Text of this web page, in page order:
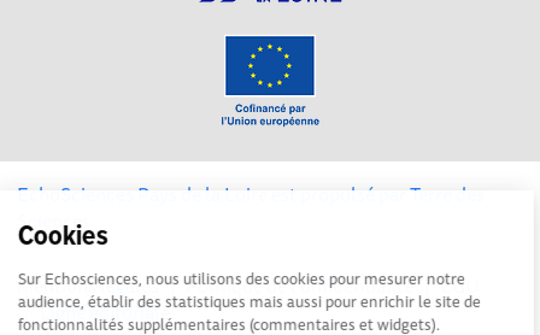
Cookies
Sur Echosciences, nous utilisons des cookies pour mesurer notre
audience, établir des statistiques mais aussi pour enrichir le site de
fonctionnalités supplémentaires (commentaires et widgets).
EchoSciences Pays de la Loire est propulsé parTerre des
Sciences
Mentions légales|Politique de confidentialité|CGU
|Ligne éditoriale